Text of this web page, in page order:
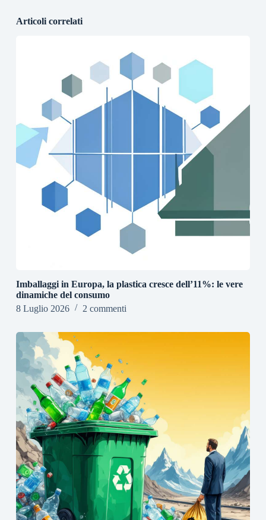
Articoli correlati
Imballaggi in Europa, la plastica cresce dell’11%: le vere
dinamiche del consumo
8 Luglio 2026
2 commenti